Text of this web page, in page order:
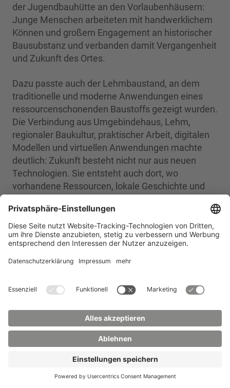
der Jugendbauhütte an den Vorlaubenhäusern:
Junge Menschen arbeiteten mit handwerklichem
Können und großem Engagement an historischer
Bausubstanz und verbanden damit Vergangenheit
und Zukunft des Ortes.
Dazu passte auch der Lehmbaustand, an dem
traditionelle und moderne Anwendungen eines
ressourcenschonenden Baustoffs gezeigt wurden.
Die Verbindung aus Umgebindehaus, Lehm,
regionaler Baukultur, praktischer Arbeit, digitalen
Modellen und virtuellen Anwendungen machte
deutlich: Zukunft besteht nicht nur aus neuen
Technologien. Sie entsteht auch dort, wo
vorhandene Ressourcen, lokale Geschichte und
Auch die Stadt- und Regionalentwicklung fand
Raum. Im Rahmen von GreenZitty 2032+ konnten
Ideen für eine mögliche Landesgartenschau
eingebracht werden. Das Büro PlanKontext
Bevölkerung. Die Gespräche zeigten, dass
etwa zu Flächen, Zwischennutzungen, grünen
Orten oder der Verbindung von Campus, Stadt und